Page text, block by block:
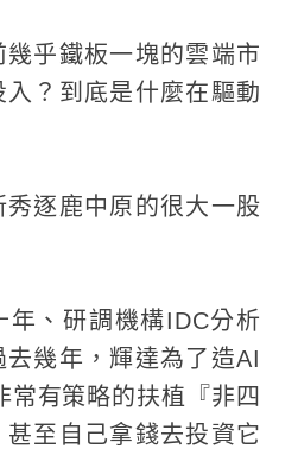
乎鐵板一塊的雲端市
？到底是什麼在驅動
逐鹿中原的很大一股
年、研調機構IDC分析
幾年，輝達為了造AI
常有策略的扶植『非四
至自己拿錢去投資它